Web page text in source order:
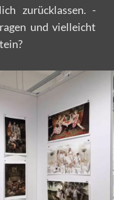
zurücklassen. -
und vielleicht